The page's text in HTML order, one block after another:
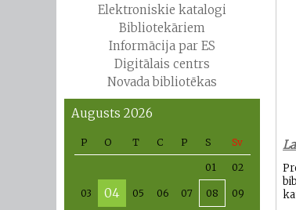
Elektroniskie katalogi
Bibliotekāriem
Informācija par ES
Digitālais centrs
Novada bibliotēkas
Augusts 2026
P O T C P S Sv
01 02
03 04 05 06 07 08 09